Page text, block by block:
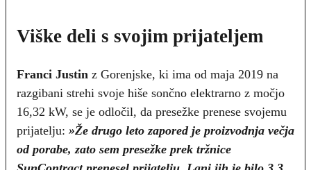
Viške deli s svojim prijateljem
Franci Justin z Gorenjske, ki ima od maja 2019 na
razgibani strehi svoje hiše sončno elektrarno z močjo
16,32 kW, se je odločil, da presežke prenese svojemu
prijatelju: »Že drugo leto zapored je proizvodnja večja
od porabe, zato sem presežke prek tržnice